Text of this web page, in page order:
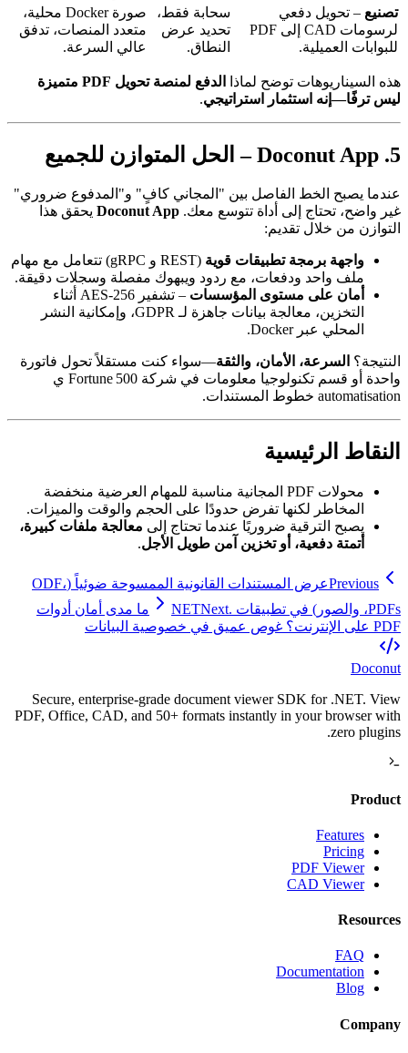
تصنيع – تحويل دفعي
لرسومات CAD إلى PDF
للبوابات العميلية.
سحابة فقط،
تحديد عرض
النطاق.
صورة Docker محلية،
متعدد المنصات، تدفق
عالي السرعة.
هذه السيناريوهات توضح لماذا
الدفع لمنصة تحويل PDF متميزة
ليس ترفًا—إنه استثمار استراتيجي.
5. Doconut App – الحل المتوازن للجميع
عندما يصبح الخط الفاصل بين "المجاني كافٍ" و"المدفوع ضروري"
غير واضح، تحتاج إلى أداة تتوسع معك. Doconut App يحقق هذا
التوازن من خلال تقديم:
واجهة برمجة تطبيقات قوية
(REST و gRPC) تتعامل مع مهام
ملف واحد ودفعات، مع ردود ويبهوك مفصلة وسجلات دقيقة.
أمان على مستوى المؤسسات
– تشفير AES‑256 أثناء
التخزين، معالجة بيانات جاهزة لـ GDPR، وإمكانية النشر
المحلي عبر Docker.
النتيجة؟ السرعة، الأمان، والثقة—سواء كنت مستقلاً تحول فاتورة
واحدة أو قسم تكنولوجيا معلومات في شركة Fortune 500 ي
automatisation خطوط المستندات.
النقاط الرئيسية
محولات PDF المجانية مناسبة للمهام العرضية منخفضة
المخاطر لكنها تفرض حدودًا على الحجم والوقت والميزات.
يصبح الترقية ضروريًا عندما تحتاج إلى معالجة ملفات كبيرة،
أتمتة دفعية، أو تخزين آمن طويل الأجل.
Previous
عرض المستندات القانونية الممسوحة ضوئياً (ODF،
PDFs، والصور) في تطبيقات .NET
Next
ما مدى أمان أدوات
PDF على الإنترنت؟ غوص عميق في خصوصية البيانات
Doconut
Secure, enterprise-grade document viewer SDK for .NET. View
PDF, Office, CAD, and 50+ formats instantly in your browser with
zero plugins.
Product
Features
Pricing
PDF Viewer
CAD Viewer
Resources
FAQ
Documentation
Blog
Company